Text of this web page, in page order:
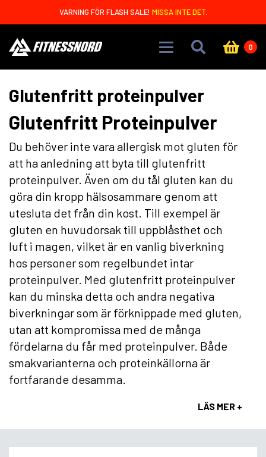
VARNING FÖR FLASH SALE! MISSA INTE DET.
0
Glutenfritt proteinpulver
Glutenfritt Proteinpulver
Du behöver inte vara allergisk mot gluten för
att ha anledning att byta till glutenfritt
proteinpulver. Även om du tål gluten kan du
göra din kropp hälsosammare genom att
utesluta det från din kost. Till exempel är
gluten en huvudorsak till uppblåsthet och
luft i magen, vilket är en vanlig biverkning
hos personer som regelbundet intar
proteinpulver. Med glutenfritt proteinpulver
kan du minska detta och andra negativa
biverkningar som är förknippade med gluten,
utan att kompromissa med de många
fördelarna du får med proteinpulver. Både
smakvarianterna och proteinkällorna är
fortfarande desamma.
LÄS MER +